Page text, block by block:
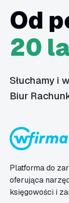
Od
20
Słuchamy i
Biur
Platforma do
oferująca
księgowości i